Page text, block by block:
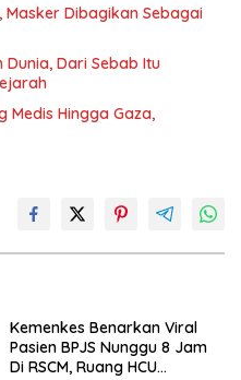
Masker Dibagikan Sebagai
Dunia, Dari Sebab Itu
Medis Hingga Gaza,
Kemenkes Benarkan Viral
Pasien BPJS Nunggu 8 Jam
Di RSCM, Ruang HCU